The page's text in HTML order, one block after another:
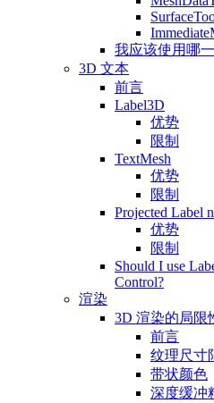
我应该使用哪
3D 文本
前言
Label3D
优势
限制
TextMesh
优势
限制
Projected Label
优势
限制
Should I use
Control?
渲染
3D 渲染的局限
前言
纹理尺寸
带状颜色
深度缓冲